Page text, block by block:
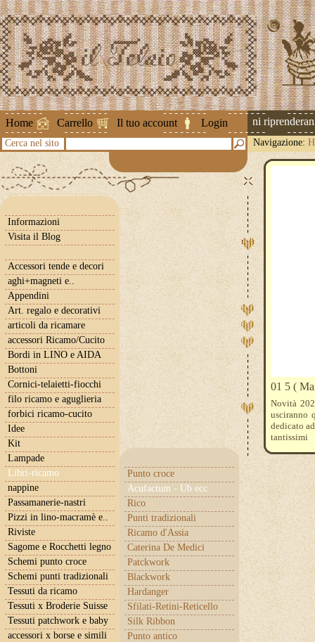
Home Carrello Il tuo account Login
Attenzione ! Le spedizioni
Cerca nel sito Navigazione:
Informazioni
Visita il Blog
Accessori tende e decori
aghi+magneti e..
Appendini
Art. regalo e decorativi
articoli da ricamare
accessori Ricamo/Cucito
Bordi in LINO e AIDA
Bottoni
Cornici-telaietti-fiocchi
filo ricamo e aguglieria
forbici ricamo-cucito
Idee
Kit
Lampade
Libri-ricamo
Punto croce
Acufactum - Ub ecc
Rico
Punti tradizionali
Ricamo d'Assia
Caterina De Medici
Patckwork
Blackwork
Hardanger
Sfilati-Retini-Reticello
Silk Ribbon
Punto antico
nappine
Passamanerie-nastri
Pizzi in lino-macramè e..
Riviste
Sagome e Rocchetti legno
Schemi punto croce
Schemi punti tradizionali
Tessuti da ricamo
Tessuti x Broderie Suisse
Tessuti patchwork e baby
accessori x borse e simili
01 5 (
Novità
usciranno
dedicato
tantissimi
( Silvia Il
volume e